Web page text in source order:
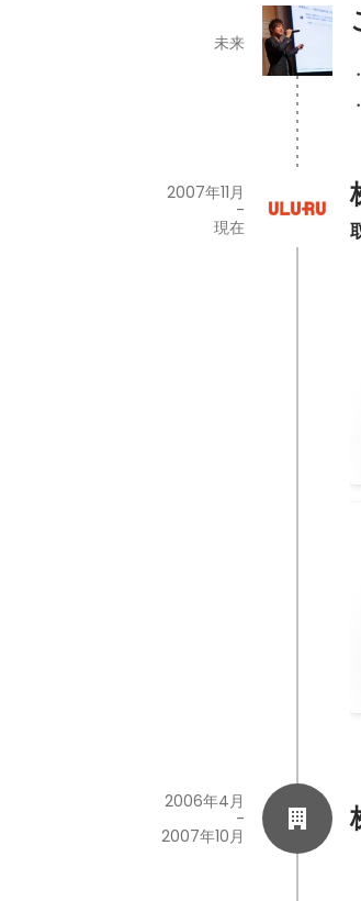
未来
2007年11月
-
現在
2006年4月
-
2007年10月